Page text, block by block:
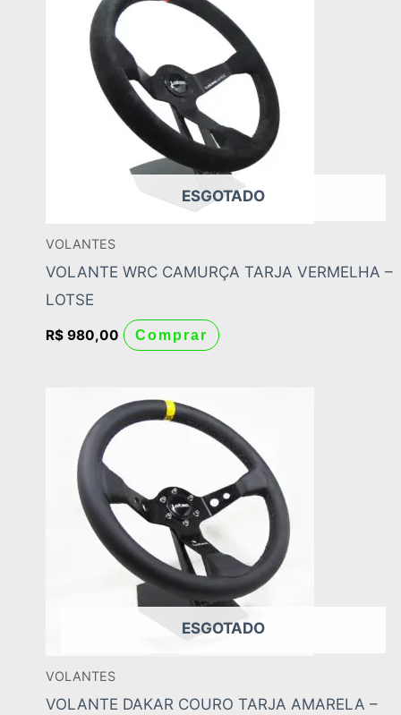
ESGOTADO
VOLANTES
VOLANTE WRC CAMURÇA TARJA VERMELHA –
LOTSE
R$ 980,00 Comprar
ESGOTADO
VOLANTES
VOLANTE DAKAR COURO TARJA AMARELA –